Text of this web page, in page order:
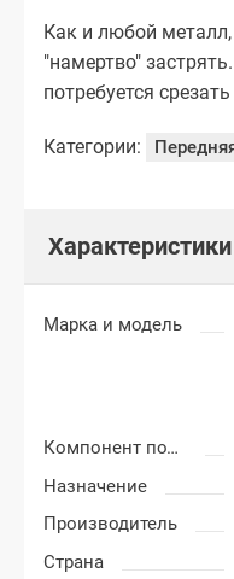
Как и любой
"намертво"
потребуется
Категории:
Характеристики
Марка и модель
Компонент подвески
Назначение
Производитель
Страна